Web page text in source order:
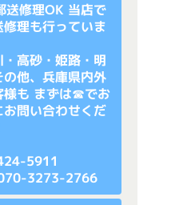
送修理OK 当店で
修理も行っていま
・高砂・姫路・明
の他、兵庫県内外
様も まずは☎でお
お問い合わせくだ
5911
3273-2766